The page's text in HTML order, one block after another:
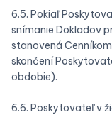
6.5. Pokiaľ
snímanie Dokladov
stanovená
skončení
obdobie).
6.6. Poskytovateľ v